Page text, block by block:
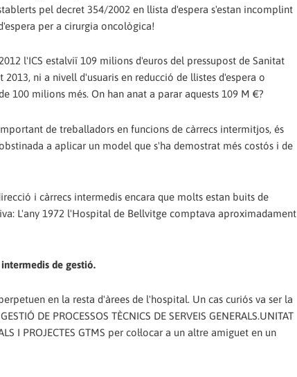
pel decret 354/2002 en llista d'espera s'estan incomplint
per a cirurgia oncològica!
l'ICS estalviï 109 milions d'euros del pressupost de Sanitat
ni a nivell d'usuaris en reducció de llistes d'espera o
100 milions més. On han anat a parar aquests 109 M €?
de treballadors en funcions de càrrecs intermitjos, és
a aplicar un model que s'ha demostrat més costós i de
i càrrecs intermedis encara que molts estan buits de
L'any 1972 l'Hospital de Bellvitge comptava aproximadament
de gestió.
en la resta d'àrees de l'hospital. Un cas curiós va ser la
DE PROCESSOS TÈCNICS DE SERVEIS GENERALS.UNITAT
I PROJECTES GTMS per col·locar a un altre amiguet en un